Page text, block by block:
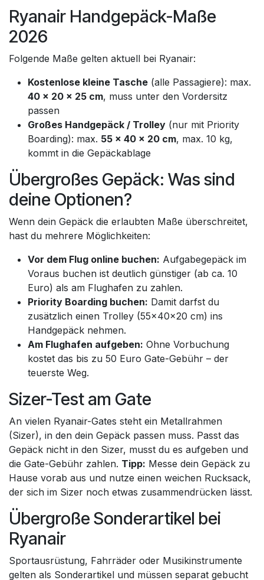
Ryanair Handgepäck-Maße
2026
Folgende Maße gelten aktuell bei Ryanair:
Kostenlose kleine Tasche (alle Passagiere): max.
40 × 20 × 25 cm, muss unter den Vordersitz
passen
Großes Handgepäck / Trolley (nur mit Priority
Boarding): max. 55 × 40 × 20 cm, max. 10 kg,
kommt in die Gepäckablage
Übergroßes Gepäck: Was sind
deine Optionen?
Wenn dein Gepäck die erlaubten Maße überschreitet,
hast du mehrere Möglichkeiten:
Vor dem Flug online buchen: Aufgabegepäck im
Voraus buchen ist deutlich günstiger (ab ca. 10
Euro) als am Flughafen zu zahlen.
Priority Boarding buchen: Damit darfst du
zusätzlich einen Trolley (55×40×20 cm) ins
Handgepäck nehmen.
Am Flughafen aufgeben: Ohne Vorbuchung
kostet das bis zu 50 Euro Gate-Gebühr – der
teuerste Weg.
Sizer-Test am Gate
An vielen Ryanair-Gates steht ein Metallrahmen
(Sizer), in den dein Gepäck passen muss. Passt das
Gepäck nicht in den Sizer, musst du es aufgeben und
die Gate-Gebühr zahlen. Tipp: Messe dein Gepäck zu
Hause vorab aus und nutze einen weichen Rucksack,
der sich im Sizer noch etwas zusammendrücken lässt.
Übergroße Sonderartikel bei
Ryanair
Sportausrüstung, Fahrräder oder Musikinstrumente
gelten als Sonderartikel und müssen separat gebucht